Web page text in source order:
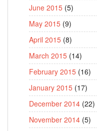
June 2015 (5)
May 2015 (9)
April 2015 (8)
March 2015 (14)
February 2015 (16)
January 2015 (17)
December 2014 (22)
November 2014 (5)